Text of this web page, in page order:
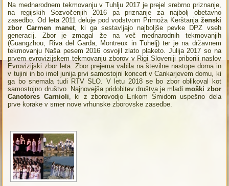
Na mednarodnem tekmovanju v Tuhlju 2017 je prejel srebrno priznanje,
na regijskih Sozvočenjih 2016 pa priznanje za najbolj obetavno
zasedbo. Od leta 2011 deluje pod vodstvom Primoža Kerštanja ženski
zbor Carmen manet, ki ga sestavljajo najboljše pevke DPZ vseh
generacij. Zbor je zmagal že na več mednarodnih tekmovanjih
(Guangzhou, Riva del Garda, Montreux in Tuhelj) ter je na državnem
tekmovanju Naša pesem 2016 osvojil zlato plaketo. Julija 2017 so na
prvem evrovizijskem tekmovanju zborov v Rigi Sloveniji priborili naslov
Evrovizijski zbor leta. Zbor prejema vabila na številne nastope doma in
v tujini in bo imel junija prvi samostojni koncert v Cankarjevem domu, ki
ga bo snemala tudi RTV SLO. V letu 2018 se bo zbor oblikoval kot
samostojno društvo. Najnovejša pridobitev društva je mladimoški zbor
Canotores Carnioli , ki z zborovodjo Erikom Šmidom uspešno dela
prve korake v smer nove vrhunske zborovske zasedbe.